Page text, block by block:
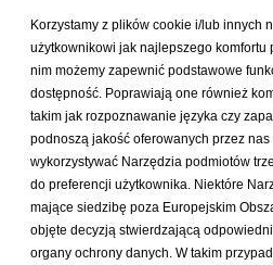
części.
Korzystamy z plików cookie i/lub innych
użytkownikowi jak najlepszego komfortu
nim możemy zapewnić podstawowe
dostępność. Poprawiają one również
takim jak rozpoznawanie języka czy
podnoszą jakość oferowanych przez
wykorzystywać Narzędzia podmiotów
do preferencji użytkownika. Niektóre
mające siedzibę poza Europejskim
objęte decyzją stwierdzającą
organy ochrony danych. W takim